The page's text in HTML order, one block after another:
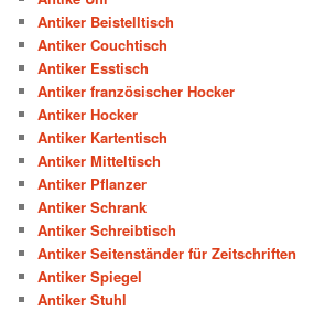
Antiker Beistelltisch
Antiker Couchtisch
Antiker Esstisch
Antiker französischer Hocker
Antiker Hocker
Antiker Kartentisch
Antiker Mitteltisch
Antiker Pflanzer
Antiker Schrank
Antiker Schreibtisch
Antiker Seitenständer für Zeitschriften
Antiker Spiegel
Antiker Stuhl